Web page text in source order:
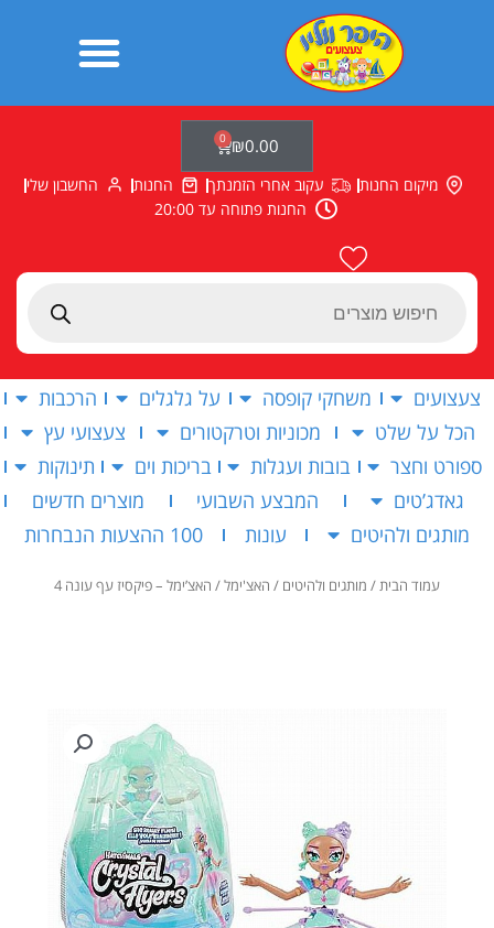
Products
₪0.00
0
עגלת
קניות
מיקום החנות עקוב אחרי הזמנתך החנות
החשבון שלי
החנות פתוחה עד 20:00
צעצועים משחקי קופסה על גלגלים
הרכבות
הכל על שלט
מכוניות וטרקטורים
צעצועי עץ
ספורט וחצר
בובות ועגלות בריכות וים
תינוקות
גאדג’טים
המבצע השבועי
מוצרים חדשים
מותגים ולהיטים
עונות 100 ההצעות הנבחרות
עמוד הבית/ מותגים ולהיטים / האצ'ימל/ האצ’ימל – פיקסיז עף עונה 4